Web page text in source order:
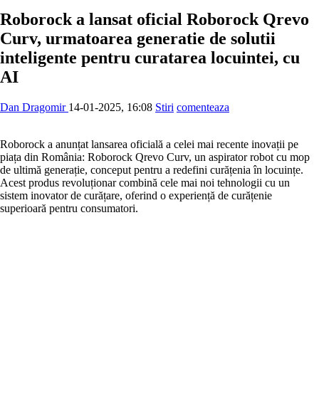
Roborock a lansat oficial Roborock Qrevo
Curv, urmatoarea generatie de solutii
inteligente pentru curatarea locuintei, cu
AI
Dan Dragomir 14-01-2025, 16:08 Stiri comenteaza
Roborock a anunțat lansarea oficială a celei mai recente inovații pe
piața din România: Roborock Qrevo Curv, un aspirator robot cu mop
de ultimă generație, conceput pentru a redefini curățenia în locuințe.
Acest produs revoluționar combină cele mai noi tehnologii cu un
sistem inovator de curățare, oferind o experiență de curățenie
superioară pentru consumatori.